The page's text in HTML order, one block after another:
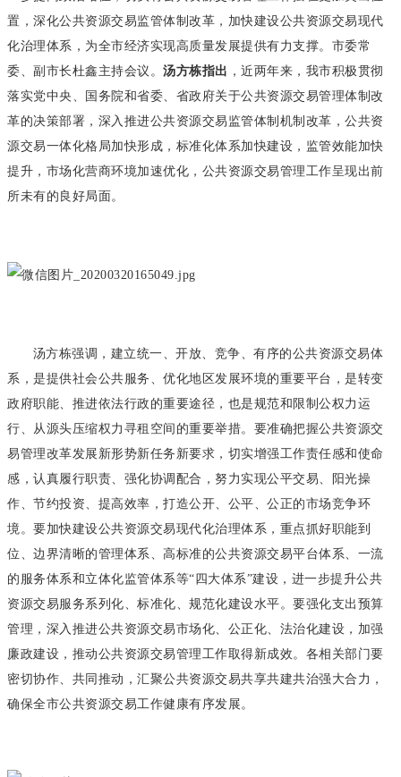
置，深化公共资源交易监管体制改革，加快建设公共资源交易现代
化治理体系，为全市经济实现高质量发展提供有力支撑。市委常
委、副市长杜鑫主持会议。 汤方栋指出 ，近两年来，我市积极贯彻
落实党中央、国务院和省委、省政府关于公共资源交易管理体制改
革的决策部署，深入推进公共资源交易监管体制机制改革，公共资
源交易一体化格局加快形成，标准化体系加快建设，监管效能加快
提升，市场化营商环境加速优化，公共资源交易管理工作呈现出前
所未有的良好局面。
汤方栋强调，建立统一、开放、竞争、有序的公共资源交易体
系，是提供社会公共服务、优化地区发展环境的重要平台，是转变
政府职能、推进依法行政的重要途径，也是规范和限制公权力运
行、从源头压缩权力寻租空间的重要举措。要准确把握公共资源交
易管理改革发展新形势新任务新要求，切实增强工作责任感和使命
感，认真履行职责、强化协调配合，努力实现公平交易、阳光操
作、节约投资、提高效率，打造公开、公平、公正的市场竞争环
境。要加快建设公共资源交易现代化治理体系，重点抓好职能到
位、边界清晰的管理体系、高标准的公共资源交易平台体系、一流
的服务体系和立体化监管体系等“四大体系”建设，进一步提升公共
资源交易服务系列化、标准化、规范化建设水平。要强化支出预算
管理，深入推进公共资源交易市场化、公正化、法治化建设，加强
廉政建设，推动公共资源交易管理工作取得新成效。各相关部门要
密切协作、共同推动，汇聚公共资源交易共享共建共治强大合力，
确保全市公共资源交易工作健康有序发展。